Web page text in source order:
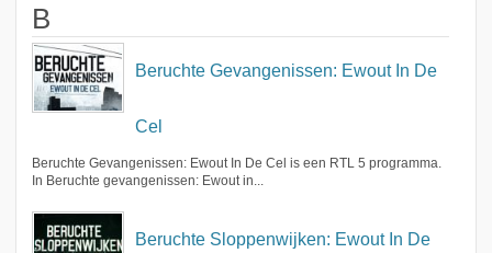
B
Beruchte Gevangenissen: Ewout In De
Cel
Beruchte Gevangenissen: Ewout In De Cel is een RTL 5 programma.
In Beruchte gevangenissen: Ewout in...
Beruchte Sloppenwijken: Ewout In De